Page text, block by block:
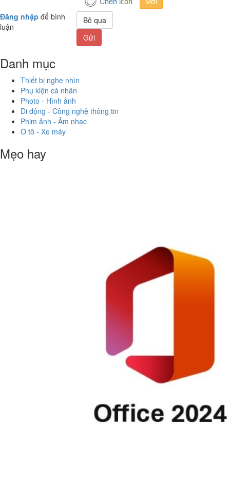
Đăng nhập để bình
luận
Bỏ qua
Gửi
Danh mục
Thiết bị nghe nhìn
Phụ kiện cá nhân
Photo - Hình ảnh
Di động - Công nghệ thông tin
Phim ảnh - Âm nhạc
Ô tô - Xe máy
Mẹo hay